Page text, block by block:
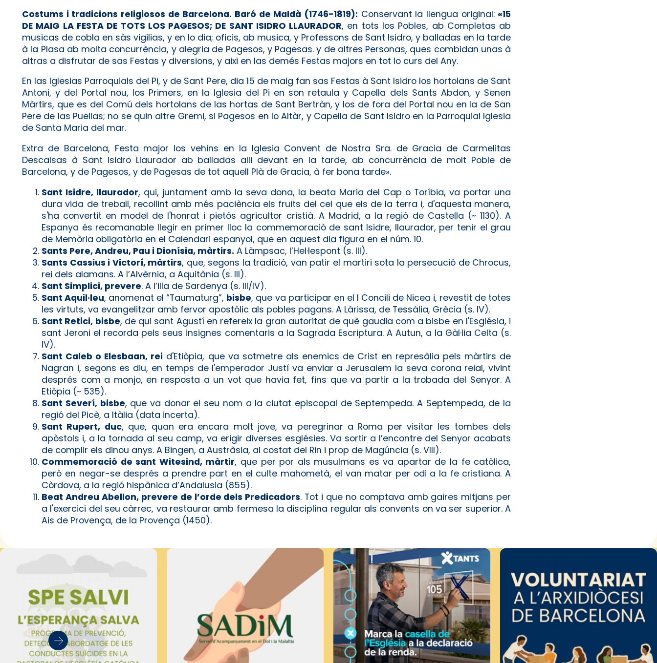
Costums i tradicions religiosos de Barcelona. Baró de Maldà (1746-1819): Conservant la llengua original: «15
DE MAIG LA FESTA DE TOTS LOS PAGESOS; DE SANT ISIDRO LLAURADOR, en tots los Pobles, ab Completas ab
musicas de cobla en sàs vigilias, y en lo dia; oficis, ab musica, y Professons de Sant Isidro, y balladas en la tarde
à la Plasa ab molta concurrència, y alegria de Pagesos, y Pagesas. y de altres Personas, ques combidan unas à
altras a disfrutar de sas Festas y diversions, y aixi en las demés Festas majors en tot lo curs del Any.
En las Iglesias Parroquials del Pi, y de Sant Pere, dia 15 de maig fan sas Festas à Sant Isidro los hortolans de Sant
Antoni, y del Portal nou, los Pri­mers, en la Iglesia del Pi en son retaula y Capella dels Sants Abdon, y Senen
Màrtirs, que es del Comú dels hortolans de las hortas de Sant Bertràn, y los de fora del Portal nou en la de San
Pere de las Puellas; no se quin altre Gremi, si Pagesos en lo Altàr, y Capella de Sant Isidro en la Parroquial Iglesia
de Santa Maria del mar.
Extra de Barcelona, Festa major los vehins en la Iglesia Convent de Nos­tra Sra. de Gracia de Carmelitas
Descalsas à Sant Isidro Llaurador ab balla­das alli devant en la tarde, ab concurrència de molt Poble de
Barcelona, y de Pagesos, y de Pagesas de tot aquell Plà de Gracia, à fer bona tarde».
Sant Isidre, llaurador, qui, juntament amb la seva dona, la beata Maria del Cap o Toríbia, va portar una
dura vida de treball, recollint amb més paciència els fruits del cel que els de la terra i, d'aquesta manera,
s'ha convertit en model de l'honrat i pietós agricultor cristià. A Madrid, a la regió de Castella (~ 1130). A
Espanya és recomanable llegir en primer lloc la commemoració de sant Isidre, llaurador, per tenir el grau
de Memòria obligatòria en el Calendari espanyol, que en aquest dia figura en el núm. 10.
Sants Pere, Andreu, Pau i Dionísia, màrtirs. A Làmpsac, l’Hel·lespont (s. III).
Sants Cassius i Victorí, màrtirs, que, segons la tradició, van patir el martiri sota la persecució de Chrocus,
rei dels alamans. A l’Alvèrnia, a Aquitània (s. III).
Sant Simplici, prevere. A l’illa de Sardenya (s. III/IV).
Sant Aquil·leu, anomenat el “Taumaturg”, bisbe, que va participar en el I Concili de Nicea i, revestit de totes
les virtuts, va evangelitzar amb fervor apostòlic als pobles pagans. A Làrissa, de Tessàlia, Grècia (s. IV).
Sant Retici, bisbe, de qui sant Agustí en refereix la gran autoritat de què gaudia com a bisbe en l'Església, i
sant Jeroni el recorda pels seus insignes comentaris a la Sagrada Escriptura. A Autun, a la Gàl·lia Celta (s.
IV).
Sant Caleb o Elesbaan, rei d'Etiòpia, que va sotmetre als enemics de Crist en represàlia pels màrtirs de
Nagran i, segons es diu, en temps de l'emperador Justí va enviar a Jerusalem la seva corona reial, vivint
després com a monjo, en resposta a un vot que havia fet, fins que va partir a la trobada del Senyor. A
Etiòpia (~ 535).
Sant Severí, bisbe, que va donar el seu nom a la ciutat episcopal de Septempeda. A Septempeda, de la
regió del Picè, a Itàlia (data incerta).
Sant Rupert, duc, que, quan era encara molt jove, va peregrinar a Roma per visitar les tombes dels
apòstols i, a la tornada al seu camp, va erigir diverses esglésies. Va sortir a l’encontre del Senyor acabats
de complir els dinou anys. A Bingen, a Austràsia, al costat del Rin i prop de Magúncia (s. VIII).
Commemoració de sant Witesind, màrtir, que per por als musulmans es va apartar de la fe catòlica,
però en negar-se després a prendre part en el culte mahometà, el van matar per odi a la fe cristiana. A
Còrdova, a la regió hispànica d’Andalusia (855).
Beat Andreu Abellon, prevere de l’orde dels Predicadors. Tot i que no comptava amb gaires mitjans per
a l'exercici del seu càrrec, va restaurar amb fermesa la disciplina regular als convents on va ser superior. A
Ais de Provença, de la Provença (1450).